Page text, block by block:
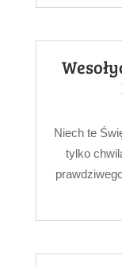
Niech te
tylko